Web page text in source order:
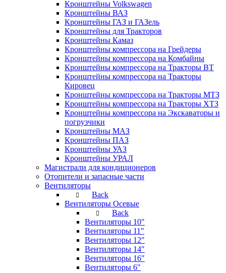
Кронштейны Volkswagen
Кронштейны ВАЗ
Кронштейны ГАЗ и ГАЗель
Кронштейны для Тракторов
Кронштейны Камаз
Кронштейны компрессора на Грейдеры
Кронштейны компрессора на Комбайны
Кронштейны компрессора на Тракторы ВТ
Кронштейны компрессора на Тракторы
Кировец
Кронштейны компрессора на Тракторы МТЗ
Кронштейны компрессора на Тракторы ХТЗ
Кронштейны компрессора на Экскаваторы и
погрузчики
Кронштейны МАЗ
Кронштейны ПАЗ
Кронштейны УАЗ
Кронштейны УРАЛ
Магистрали для кондиционеров
Отопители и запасные части
Вентиляторы
Back
Вентиляторы Осевые
Back
Вентиляторы 10″
Вентиляторы 11″
Вентиляторы 12″
Вентиляторы 14″
Вентиляторы 16″
Вентиляторы 6″